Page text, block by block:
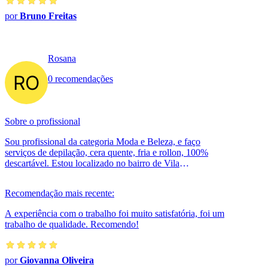
porBruno Freitas
Rosana
0 recomendações
Sobre o profissional
Sou profissional da categoria Moda e Beleza, e faço
serviços de depilação, cera quente, fria e rollon, 100%
descartável. Estou localizado no bairro de Vila
Recomendação mais recente:
A experiência com o trabalho foi muito satisfatória, foi um
trabalho de qualidade. Recomendo!
porGiovanna Oliveira